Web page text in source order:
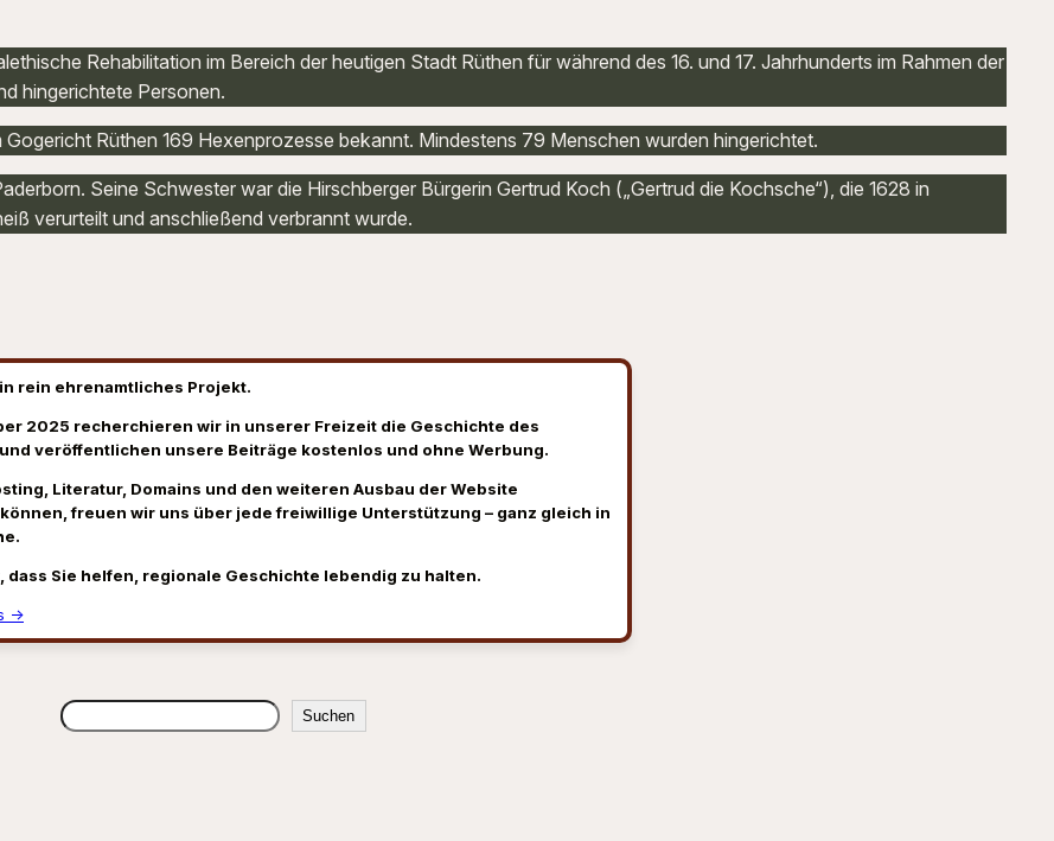
Rehabilitation im Bereich der heutigen Stadt Rüthen für während des 16. und 17. Jahrhunderts im Rahmen der
hingerichtete Personen.
Gogericht Rüthen 169 Hexenprozesse bekannt. Mindestens 79 Menschen wurden hingerichtet.
Seine Schwester war die Hirschberger Bürgerin Gertrud Koch („Gertrud die Kochsche“), die 1628 in
verurteilt und anschließend verbrannt wurde.
rein ehrenamtliches Projekt.
2025 recherchieren wir in unserer Freizeit die Geschichte des
veröffentlichen unsere Beiträge kostenlos und ohne Werbung.
Literatur, Domains und den weiteren Ausbau der Website
freuen wir uns über jede freiwillige Unterstützung – ganz gleich in
dass Sie helfen, regionale Geschichte lebendig zu halten.
→
Suchen